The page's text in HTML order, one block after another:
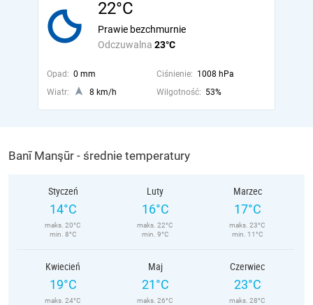
22°C
Odczuwalna 23°C
Prawie bezchmurnie
Opad: 0 mm Ciśnienie: 1008 hPa
Wiatr:
8 km/h Wilgotność: 53%
Banī Manşūr - średnie temperatury
Styczeń
14°C
maks. 20°C
min. 8°C
Luty
16°C
maks. 22°C
min. 9°C
Marzec
17°C
maks. 23°C
min. 11°C
Kwiecień
19°C
maks. 24°C
Maj
21°C
maks. 26°C
Czerwiec
23°C
maks. 28°C